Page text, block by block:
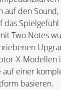
auf den
das
Two Notes
X-
auf einer
basieren.